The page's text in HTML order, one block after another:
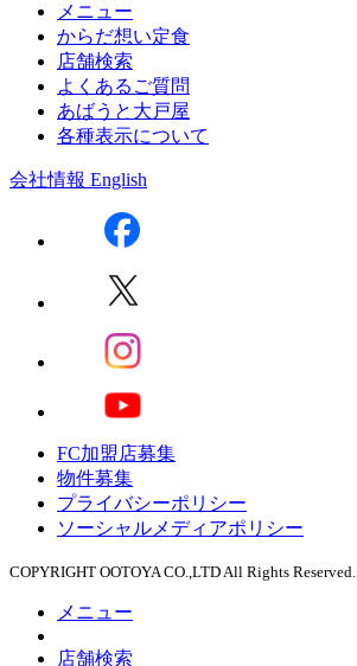
メニュー
からだ想い定食
店舗検索
よくあるご質問
あばうと大戸屋
各種表示について
会社情報 English
FC加盟店募集
物件募集
プライバシーポリシー
ソーシャルメディアポリシー
COPYRIGHT OOTOYA CO.,LTD All Rights Reserved.
メニュー
店舗検索